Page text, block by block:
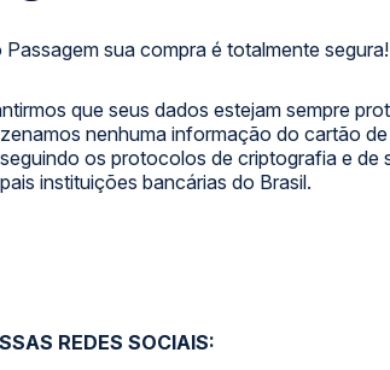
Passagem sua compra é totalmente segura!
que seus dados estejam sempre
nenhuma informação do cartão
os protocolos de criptografia e de
instituições bancárias do Brasil.
REDES SOCIAIS: